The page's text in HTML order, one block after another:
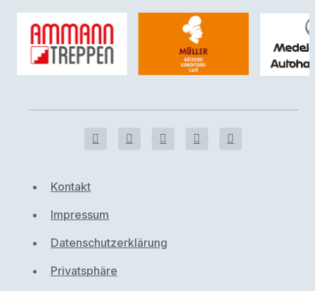
Kontakt
Impressum
Datenschutzerklärung
Privatsphäre